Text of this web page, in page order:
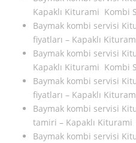
Kapaklı Kiturami Kombi
Baymak kombi servisi
fiyatları – Kapaklı
Baymak kombi servisi
Kapaklı Kiturami Kombi
Baymak kombi servisi
fiyatları – Kapaklı
Baymak kombi servisi
tamiri – Kapaklı
Baymak kombi servisi